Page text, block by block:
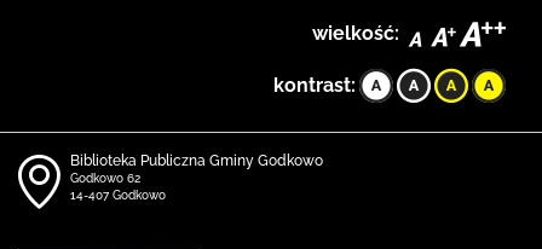
wielkość:
kontrast:
Biblioteka Publiczna Gminy Godkowo
Godkowo 62
14-407 Godkowo